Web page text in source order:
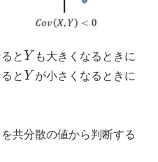
と Y も大きくなるときに
と Y が小さくなるときに
共分散の値から判断する